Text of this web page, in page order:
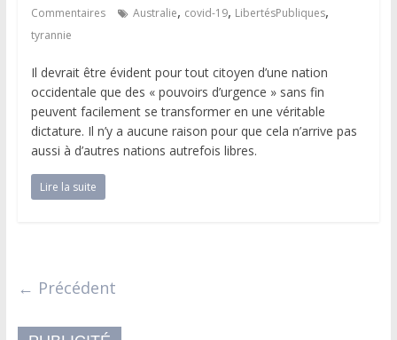
Commentaires
Australie, covid-19, LibertésPubliques,
tyrannie
Il devrait être évident pour tout citoyen d’une nation
occidentale que des « pouvoirs d’urgence » sans fin
peuvent facilement se transformer en une véritable
dictature. Il n’y a aucune raison pour que cela n’arrive pas
aussi à d’autres nations autrefois libres.
Lire la suite
← Précédent